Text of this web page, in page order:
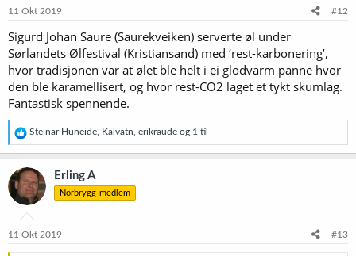
11 Okt 2019 #12
Sigurd Johan Saure (Saurekveiken) serverte øl under
Sørlandets Ølfestival (Kristiansand) med ‘rest-karbonering’,
hvor tradisjonen var at ølet ble helt i ei glodvarm panne hvor
den ble karamellisert, og hvor rest-CO2 laget et tykt skumlag.
Fantastisk spennende.
R
e
a
k
s
j
o
e
Steinar Huneide Kalvatn erikraude og 1 til
Erling A
Norbrygg-medlem
11 Okt 2019 #13